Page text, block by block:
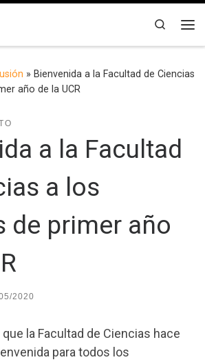
Search
» Bienvenida a la Facultad de Ciencias
año de la UCR
a la Facultad
a los
de primer año
2020
la Facultad de Ciencias hace
para todos los